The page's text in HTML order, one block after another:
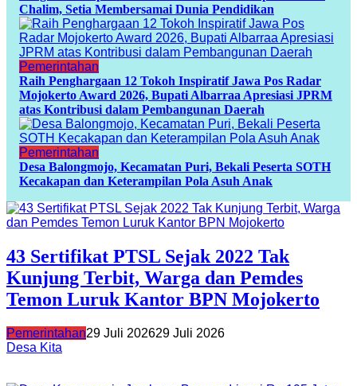
Chalim, Setia Membersamai Dunia Pendidikan
Pemerintahan
Raih Penghargaan 12 Tokoh Inspiratif Jawa Pos Radar
Mojokerto Award 2026, Bupati Albarraa Apresiasi JPRM
atas Kontribusi dalam Pembangunan Daerah
Pemerintahan
Desa Balongmojo, Kecamatan Puri, Bekali Peserta SOTH
Kecakapan dan Keterampilan Pola Asuh Anak
43 Sertifikat PTSL Sejak 2022 Tak
Kunjung Terbit, Warga dan Pemdes
Temon Luruk Kantor BPN Mojokerto
Pemerintahan29 Juli 202629 Juli 2026
Desa Kita